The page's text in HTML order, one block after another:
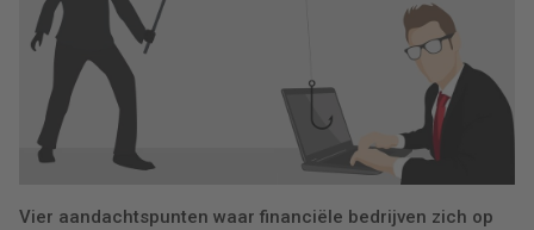
Vier aandachtspunten waar financiële bedrijven zich op